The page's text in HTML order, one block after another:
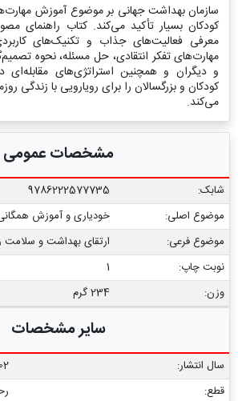
سازمان بهداشت جهانی بر موضوع آموزش
کودکان بسیار تأکید می‌کند. کتاب راهنمای
معرفی فعالیت‌های جذاب و تکنیک‌های
مهارت‌های تفکر انتقادی، حل مسئله، نحوه
و دیگران و همچنین استراتژی‌های مقابله‌ای
کودکان و بزرگسالان را برای رویارویی با زندگی
می‌کند.
مشخصات عمومی
شابک:
9786222577735
موضوع اصلی:
خودیاری و آموزش
موضوع فرعی:
ارتقای بهداشت و سلامت
نوبت چاپ:
1
وزن:
234 گرم
سایر مشخصات
سال انتشار:
قطع: